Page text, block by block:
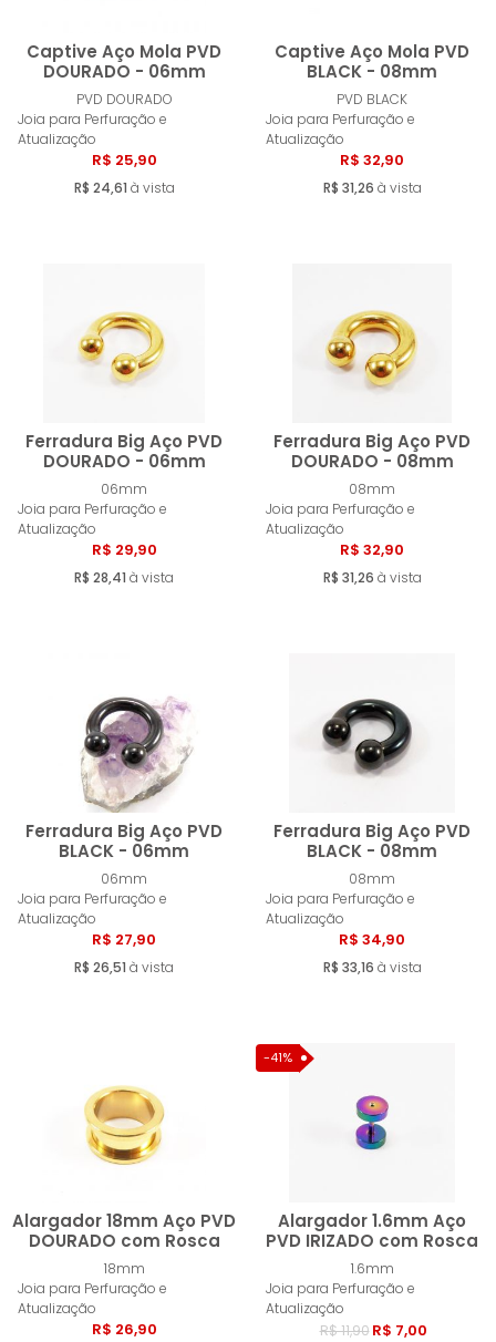
Captive Aço Mola PVD
DOURADO - 06mm
PVD DOURADO
Joia para Perfuração e
Atualização
R$ 25,90
R$ 24,61 à vista
Comprar
Captive Aço Mola PVD
BLACK - 08mm
PVD BLACK
Joia para Perfuração e
Atualização
R$ 32,90
R$ 31,26 à vista
Ferradura Big Aço PVD
DOURADO - 06mm
06mm
Joia para Perfuração e
Atualização
R$ 29,90
R$ 28,41 à vista
Comprar
Ferradura Big Aço PVD
DOURADO - 08mm
08mm
Joia para Perfuração e
Atualização
R$ 32,90
R$ 31,26 à vista
Ferradura Big Aço PVD
BLACK - 06mm
06mm
Joia para Perfuração e
Atualização
R$ 27,90
R$ 26,51 à vista
Comprar
Ferradura Big Aço PVD
BLACK - 08mm
08mm
Joia para Perfuração e
Atualização
R$ 34,90
R$ 33,16 à vista
Alargador 18mm Aço PVD
DOURADO com Rosca
18mm
Joia para Perfuração e
Atualização
R$ 26,90
Comprar
-41%
Alargador 1.6mm Aço
PVD IRIZADO com Rosca
1.6mm
Joia para Perfuração e
Atualização
R$ 11,90 R$ 7,00